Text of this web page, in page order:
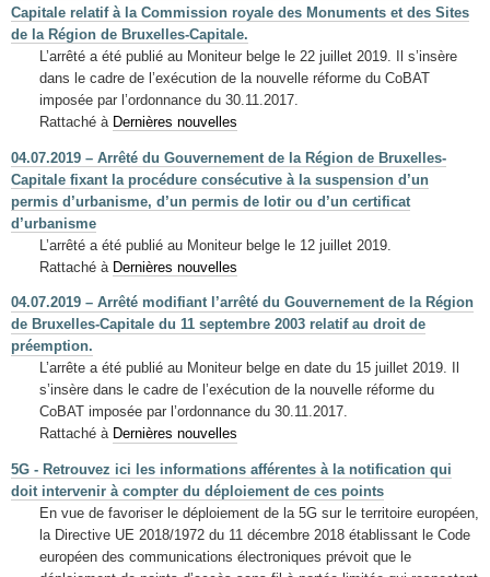
Capitale relatif à la Commission royale des Monuments et des Sites
de la Région de Bruxelles-Capitale.
L’arrêté a été publié au Moniteur belge le 22 juillet 2019. Il s’insère
dans le cadre de l’exécution de la nouvelle réforme du CoBAT
imposée par l’ordonnance du 30.11.2017.
Rattaché à Dernières nouvelles
04.07.2019 – Arrêté du Gouvernement de la Région de Bruxelles-
Capitale fixant la procédure consécutive à la suspension d’un
permis d’urbanisme, d’un permis de lotir ou d’un certificat
d’urbanisme
L’arrêté a été publié au Moniteur belge le 12 juillet 2019.
Rattaché à Dernières nouvelles
04.07.2019 – Arrêté modifiant l’arrêté du Gouvernement de la Région
de Bruxelles-Capitale du 11 septembre 2003 relatif au droit de
préemption.
L’arrête a été publié au Moniteur belge en date du 15 juillet 2019. Il
s’insère dans le cadre de l’exécution de la nouvelle réforme du
CoBAT imposée par l’ordonnance du 30.11.2017.
Rattaché à Dernières nouvelles
5G - Retrouvez ici les informations afférentes à la notification qui
doit intervenir à compter du déploiement de ces points
En vue de favoriser le déploiement de la 5G sur le territoire européen,
la Directive UE 2018/1972 du 11 décembre 2018 établissant le Code
européen des communications électroniques prévoit que le